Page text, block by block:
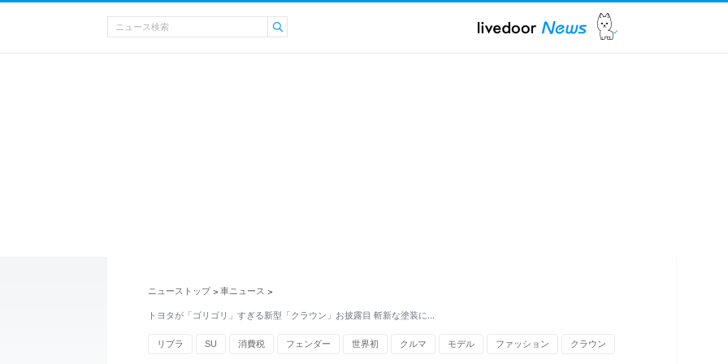
ニューストップ > 車ニュース >
トヨタが「ゴリゴリ」すぎる新型「クラウン」お披露目 斬新な塗装に…
リブラ SU 消費税 フェンダー 世界初 クルマ モデル ファッション クラウン